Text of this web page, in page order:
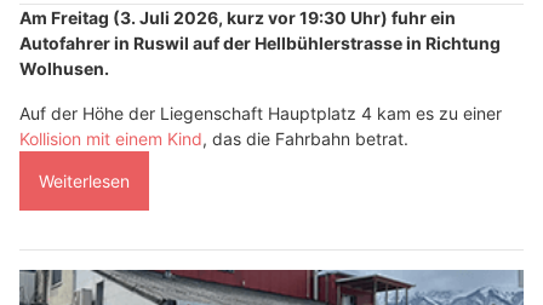
Am Freitag (3. Juli 2026, kurz vor 19:30 Uhr) fuhr ein
Autofahrer in Ruswil auf der Hellbühlerstrasse in Richtung
Wolhusen.
Auf der Höhe der Liegenschaft Hauptplatz 4 kam es zu einer
Kollision mit einem Kind, das die Fahrbahn betrat.
Weiterlesen